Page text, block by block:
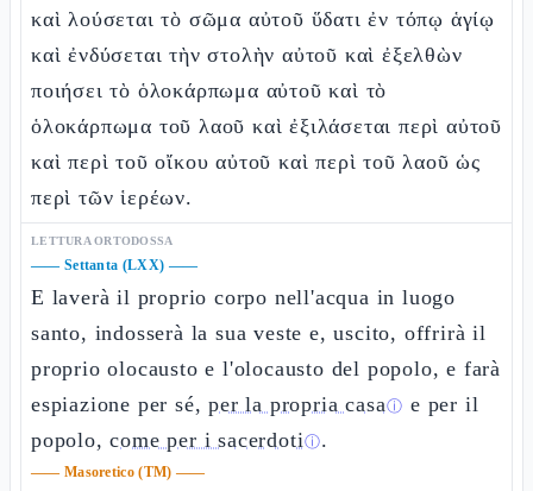
καὶ λούσεται τὸ σῶμα αὐτοῦ ὕδατι ἐν τόπῳ ἁγίῳ
καὶ ἐνδύσεται τὴν στολὴν αὐτοῦ καὶ ἐξελθὼν
ποιήσει τὸ ὁλοκάρπωμα αὐτοῦ καὶ τὸ
ὁλοκάρπωμα τοῦ λαοῦ καὶ ἐξιλάσεται περὶ αὐτοῦ
καὶ περὶ τοῦ οἴκου αὐτοῦ καὶ περὶ τοῦ λαοῦ ὡς
περὶ τῶν ἱερέων.
LETTURA ORTODOSSA
—— Settanta (LXX) ——
E laverà il proprio corpo nell'acqua in luogo
santo, indosserà la sua veste e, uscito, offrirà il
proprio olocausto e l'olocausto del popolo, e farà
espiazione per sé,per la propria casaⓘ e per il
popolo,come per i sacerdotiⓘ.
—— Masoretico (TM) ——